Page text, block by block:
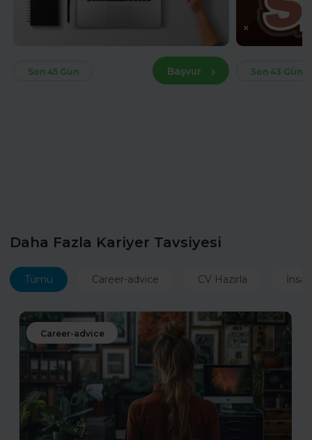
Son 45 Gün Başvur Son 43 Gün
Daha Fazla Kariyer Tavsiyesi
Tümü Career-advice CV Hazırla
Career-advice